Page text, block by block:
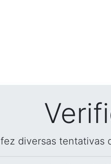
diversas tentativas